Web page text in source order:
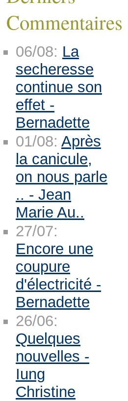
Commentaires
06/08: La
secheresse
continue son
effet -
Bernadette
01/08: Après
la canicule,
on nous parle
.. - Jean
Marie Au..
27/07:
Encore une
coupure
d'électricité -
Bernadette
26/06:
Quelques
nouvelles -
Iung
Christine